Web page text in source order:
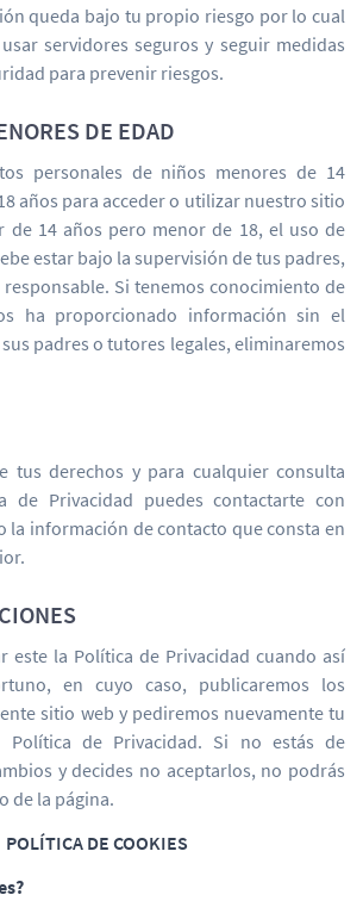
queda bajo tu propio riesgo por lo cual
servidores seguros y seguir medidas
para prevenir riesgos.
DE EDAD
personales de niños menores de 14
años para acceder o utilizar nuestro sitio
de 14 años pero menor de 18, el uso de
estar bajo la supervisión de tus padres,
Si tenemos conocimiento de
ha proporcionado información sin el
padres o tutores legales, eliminaremos
tus derechos y para cualquier consulta
de Privacidad puedes contactarte con
la información de contacto que consta en
este la Política de Privacidad cuando así
en cuyo caso, publicaremos los
sitio web y pediremos nuevamente tu
Política de Privacidad. Si no estás de
y decides no aceptarlos, no podrás
de la página.
POLÍTICA DE COOKIES